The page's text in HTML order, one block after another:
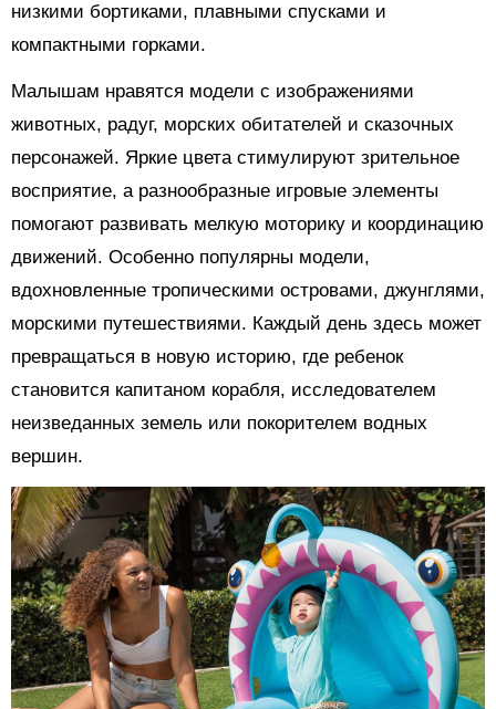
низкими бортиками, плавными спусками и
компактными горками.
Малышам нравятся модели с изображениями
животных, радуг, морских обитателей и сказочных
персонажей. Яркие цвета стимулируют зрительное
восприятие, а разнообразные игровые элементы
помогают развивать мелкую моторику и координацию
движений. Особенно популярны модели,
вдохновленные тропическими островами, джунглями,
морскими путешествиями. Каждый день здесь может
превращаться в новую историю, где ребенок
становится капитаном корабля, исследователем
неизведанных земель или покорителем водных
вершин.